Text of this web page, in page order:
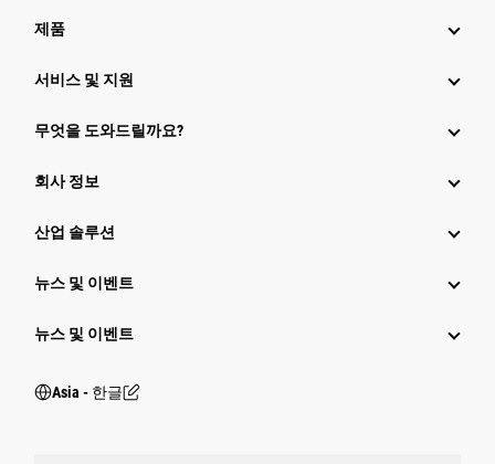
제품
서비스 및 지원
무엇을 도와드릴까요?
회사 정보
산업 솔루션
뉴스 및 이벤트
뉴스 및 이벤트
Asia - 한글